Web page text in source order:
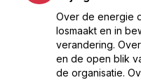
Over de energie
losmaakt en in
verandering.
en de open blik
de organisatie.